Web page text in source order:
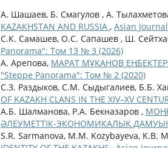
А. Шашаев, Б. Смагулов , А.
KAZAKHSTAN AND RUSSIA , Asian
С.К. Самашев, О.С. Сапашев , Ш.
Panorama": Том 13 № 3 (2026)
А. Арепова, МАРАТ МҰҚАНОВ
"Steppe Panorama": Том № 2 (2020)
С.З. Раздыков, С.М. Сыдыгалиев, Б.Б.
OF KAZAKH CLANS IN THE XIV–XV
А.Б. Шалманова, Р.А. Бекназаров ,
ӘЛЕУМЕТТІК-ЭКОНОМИКАЛЫҚ
S.R. Sarmanova, M.M. Kozybayeva, K.B.